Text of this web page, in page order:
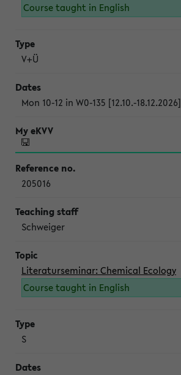
Course taught in English
V+Ü
Mon 10-12 in W0-135 [12.10.-18.12.2026]
205016
Schweiger
Literaturseminar: Chemical Ecology
Course taught in English
S